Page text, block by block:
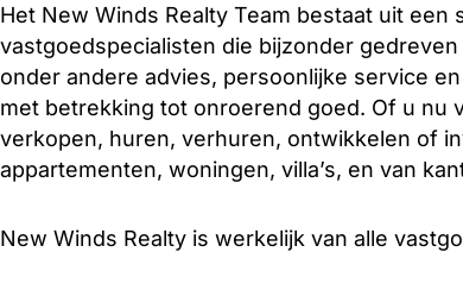
Het New Winds Realty Team bestaat uit een
vastgoedspecialisten die bijzonder
onder andere advies, persoonlijke service
met betrekking tot onroerend goed. Of u nu
verkopen, huren, verhuren, ontwikkelen of
appartementen, woningen, villa’s, en van
New Winds Realty is werkelijk van alle